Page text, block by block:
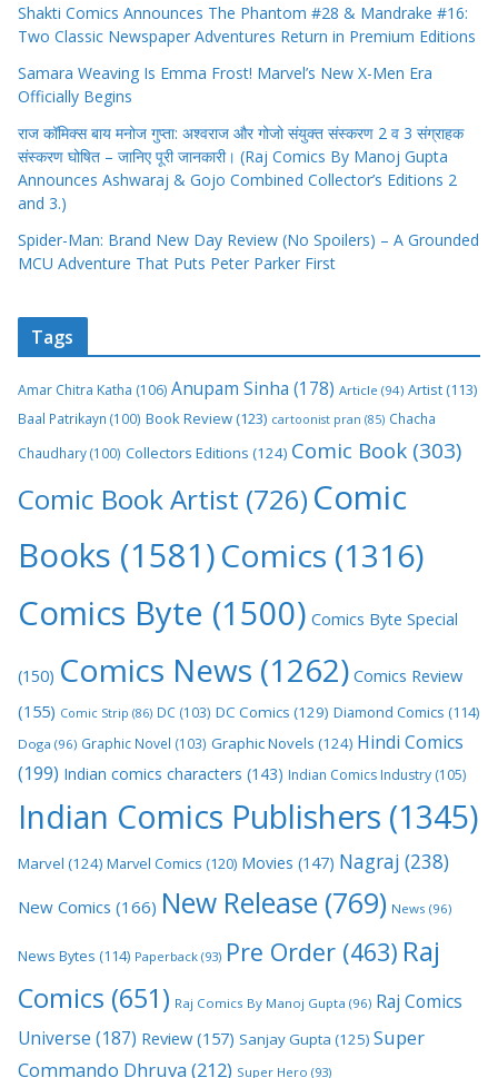
Shakti Comics Announces The Phantom #28 & Mandrake #16:
Two Classic Newspaper Adventures Return in Premium Editions
Samara Weaving Is Emma Frost! Marvel’s New X-Men Era
Officially Begins
राज कॉमिक्स बाय मनोज गुप्ता: अश्वराज और गोजो संयुक्त संस्करण 2 व 3 संग्राहक
संस्करण घोषित – जानिए पूरी जानकारी। (Raj Comics By Manoj Gupta
Announces Ashwaraj & Gojo Combined Collector’s Editions 2
and 3.)
Spider-Man: Brand New Day Review (No Spoilers) – A Grounded
MCU Adventure That Puts Peter Parker First
Tags
Amar Chitra Katha (106) Anupam Sinha (178) Article (94) Artist (113)
Baal Patrikayn (100) Book Review(123) cartoonist pran (85) Chacha
Chaudhary (100) Collectors Editions (124) Comic Book (303)
Comic Book Artist (726) Comic
Books (1581)Comics (1316)
Comics Byte (1500) Comics Byte Special
(150) Comics News (1262) Comics Review
(155) Comic Strip (86) DC (103) DC Comics (129) Diamond Comics (114)
Doga (96) Graphic Novel (103) Graphic Novels (124) Hindi Comics
(199) Indian comics characters (143) Indian Comics Industry (105)
Indian Comics Publishers (1345)
Marvel (124) Marvel Comics (120) Movies (147) Nagraj (238)
New Comics (166) New Release (769) News (96)
News Bytes (114) Paperback (93) Pre Order (463) Raj
Comics (651) Raj Comics By Manoj Gupta (96) Raj Comics
Universe (187) Review (157) Sanjay Gupta (125) Super
Commando Dhruva (212) Super Hero (93)